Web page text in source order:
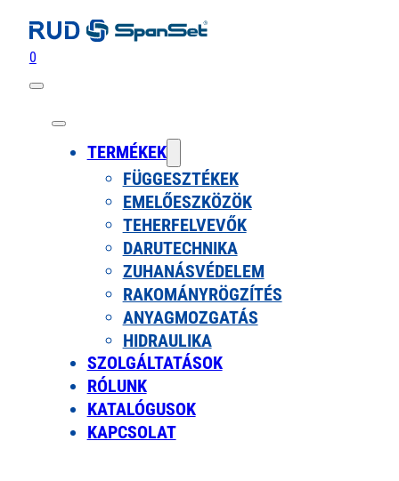
0
TERMÉKEK
FÜGGESZTÉKEK
EMELŐESZKÖZÖK
TEHERFELVEVŐK
DARUTECHNIKA
ZUHANÁSVÉDELEM
RAKOMÁNYRÖGZÍTÉS
ANYAGMOZGATÁS
HIDRAULIKA
SZOLGÁLTATÁSOK
RÓLUNK
KATALÓGUSOK
KAPCSOLAT